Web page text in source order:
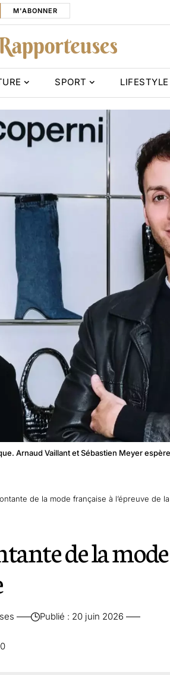
M'ABONNER
SPORT LIFESTYLE
Arnaud Vaillant et Sébastien Meyer
de la mode française à l’épreuve de
de la
Publié : 20 juin 2026